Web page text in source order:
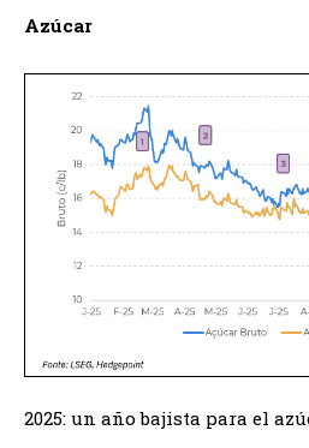
Azúcar
2025: un año bajista para el